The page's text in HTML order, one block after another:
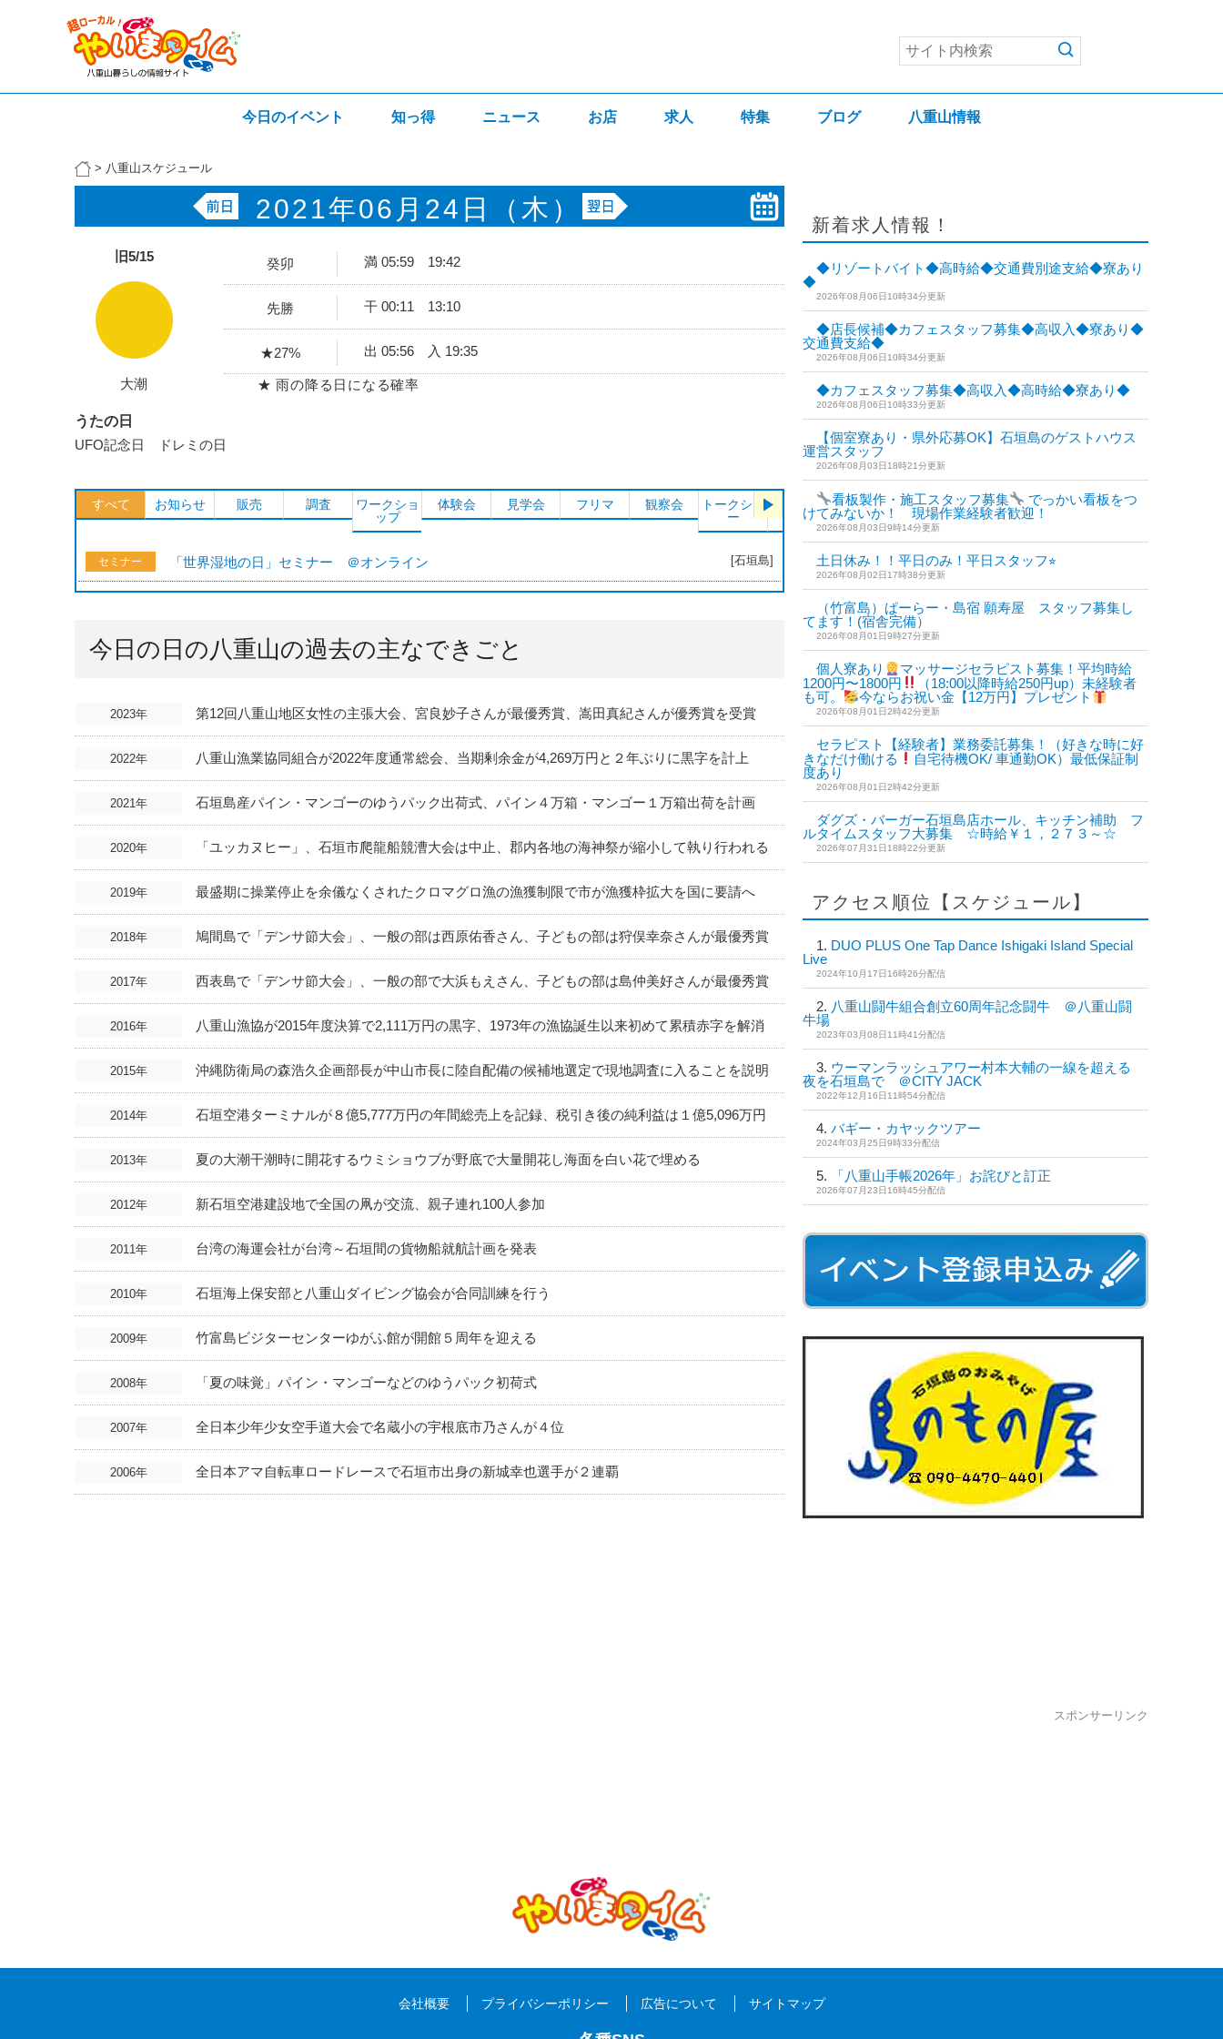
今日のイベント 知っ得 ニュース お店 求人 特集 ブログ 八重山情報
> 八重山スケジュール
2021年06月24日 （木）
旧5/15
大潮
癸卯 満 05:59 19:42
先勝 干 00:11 13:10
★27% 出 05:56 入 19:35
★ 雨の降る日になる確率
うたの日
UFO記念日 ドレミの日
すべて お知らせ 販売 調査
ワークショ
ップ
体験会 見学会 フリマ 観察会
トークショ
ー
シンポジウ
ム
フォーラム 講座 説明会 教室 セミナー
セミナー 「世界湿地の日」セミナー ＠オンライン [石垣島]
今日の日の八重山の過去の主なできごと
2023年 第12回八重山地区女性の主張大会、宮良妙子さんが最優秀賞、嵩田真紀さんが優秀賞を受賞
2022年 八重山漁業協同組合が2022年度通常総会、当期剰余金が4,269万円と２年ぶりに黒字を計上
2021年 石垣島産パイン・マンゴーのゆうパック出荷式、パイン４万箱・マンゴー１万箱出荷を計画
2020年 「ユッカヌヒー」、石垣市爬龍船競漕大会は中止、郡内各地の海神祭が縮小して執り行われる
2019年 最盛期に操業停止を余儀なくされたクロマグロ漁の漁獲制限で市が漁獲枠拡大を国に要請へ
2018年 鳩間島で「デンサ節大会」、一般の部は西原佑香さん、子どもの部は狩俣幸奈さんが最優秀賞
2017年 西表島で「デンサ節大会」、一般の部で大浜もえさん、子どもの部は島仲美好さんが最優秀賞
2016年 八重山漁協が2015年度決算で2,111万円の黒字、1973年の漁協誕生以来初めて累積赤字を解消
2015年 沖縄防衛局の森浩久企画部長が中山市長に陸自配備の候補地選定で現地調査に入ることを説明
2014年 石垣空港ターミナルが８億5,777万円の年間総売上を記録、税引き後の純利益は１億5,096万円
2013年 夏の大潮干潮時に開花するウミショウブが野底で大量開花し海面を白い花で埋める
2012年 新石垣空港建設地で全国の凧が交流、親子連れ100人参加
2011年 台湾の海運会社が台湾～石垣間の貨物船就航計画を発表
2010年 石垣海上保安部と八重山ダイビング協会が合同訓練を行う
2009年 竹富島ビジターセンターゆがふ館が開館５周年を迎える
2008年 「夏の味覚」パイン・マンゴーなどのゆうパック初荷式
2007年 全日本少年少女空手道大会で名蔵小の宇根底市乃さんが４位
2006年 全日本アマ自転車ロードレースで石垣市出身の新城幸也選手が２連覇
新着求人情報！
◆リゾートバイト◆高時給◆交通費別途支給◆寮あり
◆
2026年08月06日10時34分更新
◆店長候補◆カフェスタッフ募集◆高収入◆寮あり◆
交通費支給◆
2026年08月06日10時34分更新
◆カフェスタッフ募集◆高収入◆高時給◆寮あり◆
2026年08月06日10時33分更新
【個室寮あり・県外応募OK】石垣島のゲストハウス
運営スタッフ
2026年08月03日18時21分更新
看板製作・施工スタッフ募集
でっかい看板をつ
けてみないか！ 現場作業経験者歓迎！
2026年08月03日9時14分更新
土日休み！！平日のみ！平日スタッフ⭐︎
2026年08月02日17時38分更新
（竹富島）ぱーらー・島宿 願寿屋 スタッフ募集し
てます！(宿舎完備）
2026年08月01日9時27分更新
個人寮あり
マッサージセラピスト募集！平均時給
1200円〜1800円
（18:00以降時給250円up）未経験者
も可。
今ならお祝い金【12万円】プレゼント
2026年08月01日2時42分更新
セラピスト【経験者】業務委託募集！（好きな時に好
きなだけ働ける
自宅待機OK/ 車通勤OK）最低保証制
度あり
2026年08月01日2時42分更新
ダグズ・バーガー石垣島店ホール、キッチン補助 フ
ルタイムスタッフ大募集 ☆時給￥１，２７３～☆
2026年07月31日18時22分更新
アクセス順位【スケジュール】
DUO PLUS One Tap Dance Ishigaki Island Special
Live
2024年10月17日16時26分配信
八重山闘牛組合創立60周年記念闘牛 ＠八重山闘
牛場
2023年03月08日11時41分配信
ウーマンラッシュアワー村本大輔の一線を超える
夜を石垣島で ＠CITY JACK
2022年12月16日11時54分配信
バギー・カヤックツアー
2024年03月25日9時33分配信
「八重山手帳2026年」お詫びと訂正
2026年07月23日16時45分配信
スポンサーリンク
会社概要 プライバシーポリシー 広告について サイトマップ